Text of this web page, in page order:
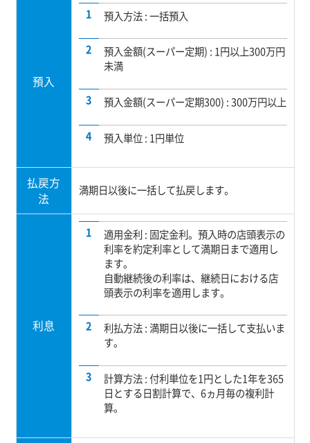
預入
預入方法 : 一括預入
預入金額(スーパー定期) : 1円以上300万円
未満
預入金額(スーパー定期300) : 300万円以上
預入単位 : 1円単位
払戻方
法
満期日以後に一括して払戻します。
利息
適用金利 : 固定金利。預入時の店頭表示の
利率を約定利率として満期日まで適用し
ます。
自動継続後の利率は、継続日における店
頭表示の利率を適用します。
利払方法 : 満期日以後に一括して支払いま
す。
計算方法 : 付利単位を1円とした1年を365
日とする日割計算で、6ヵ月毎の複利計
算。